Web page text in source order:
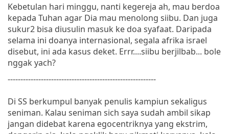
Kebetulan hari minggu, nanti kegereja ah, mau berdoa
kepada Tuhan agar Dia mau menolong siibu. Dan juga
sukur2 bisa diusulin masuk ke doa syafaat. Daripada
selama ini doanya internasional, segala afrika israel
disebut, ini ada kasus deket. Errr....siibu berjilbab... bole
nggak yach?
----------------------------------------------------------
Di SS berkumpul banyak penulis kampiun sekaligus
seniman. Kalau seniman sich saya sudah ambil sikap
jangan didebat karena egocentriknya yang ekstrim,